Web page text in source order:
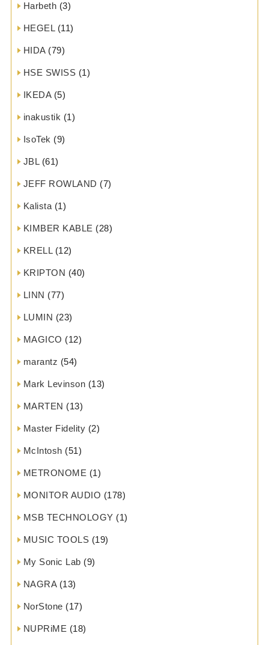
Harbeth (3)
HEGEL(11)
HIDA(79)
HSE SWISS (1)
IKEDA(5)
inakustik (1)
IsoTek (9)
JBL(61)
JEFF ROWLAND (7)
Kalista (1)
KIMBER KABLE (28)
KRELL(12)
KRIPTON (40)
LINN (77)
LUMIN (23)
MAGICO (12)
marantz (54)
Mark Levinson (13)
MARTEN (13)
Master Fidelity (2)
McIntosh (51)
METRONOME (1)
MONITOR AUDIO (178)
MSB TECHNOLOGY (1)
MUSIC TOOLS (19)
My Sonic Lab (9)
NAGRA(13)
NorStone (17)
NUPRiME (18)